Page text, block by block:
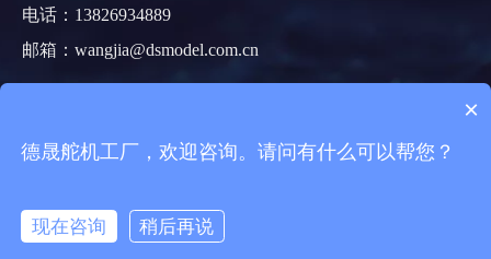
电话：13826934889
邮箱： wangjia@dsmodel.com.cn
粤ICP备2021073983×
德晟舵机工厂，欢迎咨询。请问有什么可以帮您？
现在咨询
稍后再说
在线咨询